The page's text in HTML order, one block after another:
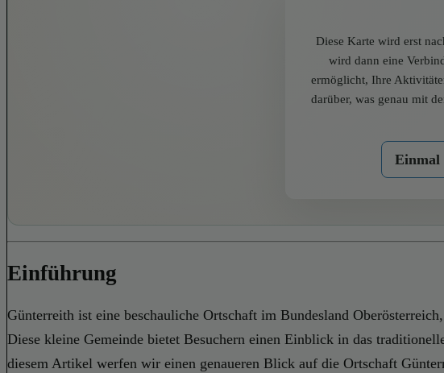
Diese Karte wird erst
wird dann eine
ermöglicht, Ihre
darüber, was genau mit
Einmal
Einführung
Günterreith ist eine beschauliche Ortschaft im Bundesland
Diese kleine Gemeinde bietet Besuchern einen Einblick in das
diesem Artikel werfen wir einen genaueren Blick auf die Ortschaft